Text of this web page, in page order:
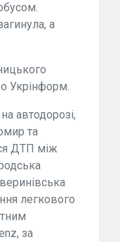
а
Укрінформ.
автодорозі,
та
ДТП між
легкового
за